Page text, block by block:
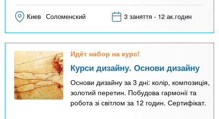
Киев Соломенский 3 заняття - 12 ак.годин
Идёт набор на курс!
Курси дизайну. Основи дизайну
Основи дизайну за 3 дні: колір, композиція,
золотий перетин. Побудова гармонії та
робота зі світлом за 12 годин. Сертифікат.